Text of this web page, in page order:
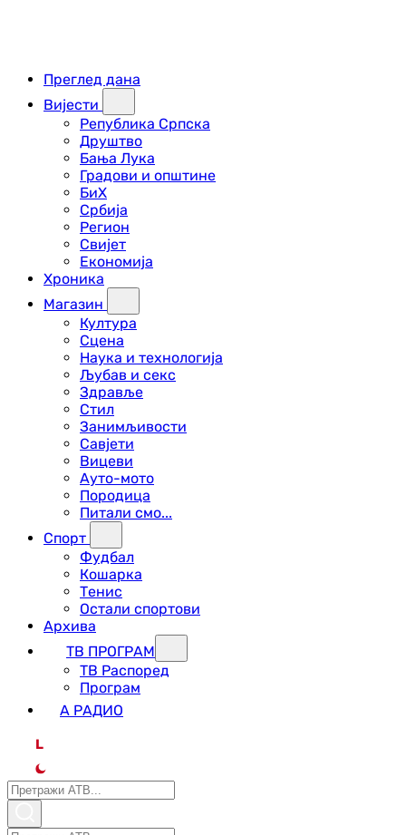
Преглед дана
Вијести
Република Српска
Друштво
Бања Лука
Градови и општине
БиХ
Србија
Регион
Свијет
Економија
Хроника
Магазин
Култура
Сцена
Наука и технологија
Љубав и секс
Здравље
Стил
Занимљивости
Савјети
Вицеви
Ауто-мото
Породица
Питали смо...
Спорт
Фудбал
Кошарка
Тенис
Остали спортови
Архива
ТВ ПРОГРАМ
ТВ Распоред
Програм
А РАДИО
L